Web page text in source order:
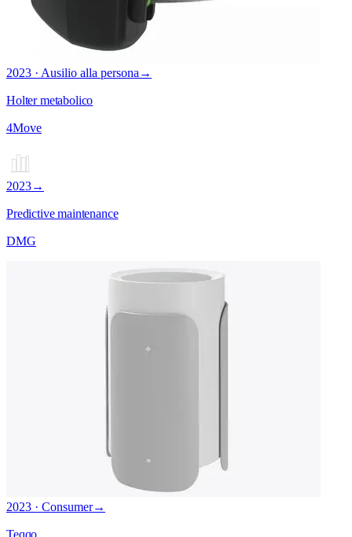
2023 · Ausilio alla persona →
Holter metabolico
4Move
2023→
Predictive maintenance
DMG
2023 · Consumer→